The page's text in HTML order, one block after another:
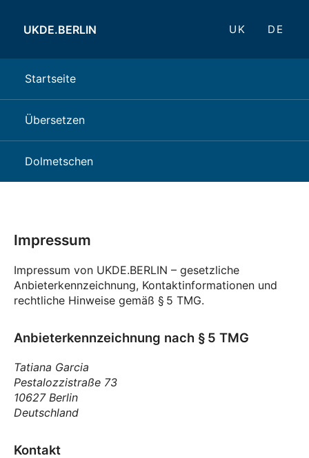
UKDE.BERLIN UK DE
Startseite
Übersetzen
Dolmetschen
Impressum
Impressum von UKDE.BERLIN – gesetzliche
Anbieterkennzeichnung, Kontaktinformationen und
rechtliche Hinweise gemäß § 5 TMG.
Anbieterkennzeichnung nach § 5 TMG
Tatiana Garcia
Pestalozzistraße 73
10627 Berlin
Deutschland
Kontakt